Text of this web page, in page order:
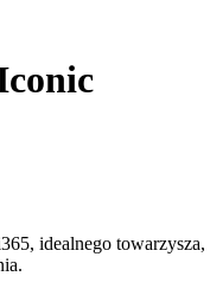
idealnego towarzysza,